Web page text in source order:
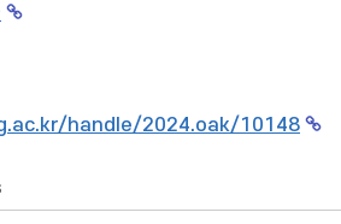
handle/2024.oak/10148